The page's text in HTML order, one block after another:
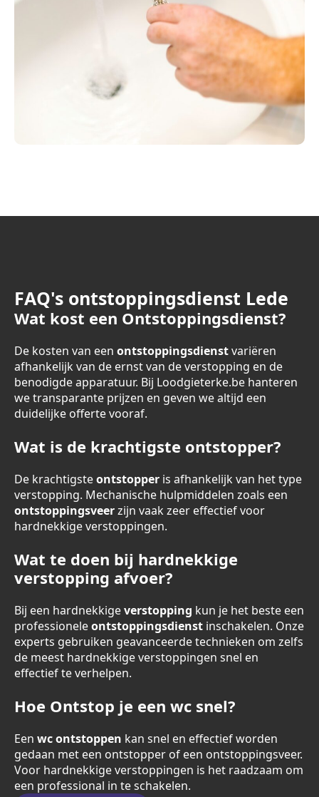
FAQ's ontstoppingsdienst Lede
Wat kost een Ontstoppingsdienst?
De kosten van een ontstoppingsdienstvariëren
afhankelijk van de ernst van de verstopping en de
benodigde apparatuur. Bij Loodgieterke.be hanteren
we transparante prijzen en geven we altijd een
duidelijke offerte vooraf.
Wat is de krachtigste ontstopper?
De krachtigsteontstopper is afhankelijk van het type
verstopping. Mechanische hulpmiddelen zoals een
ontstoppingsveerzijn vaak zeer effectief voor
hardnekkige verstoppingen.
Wat te doen bij hardnekkige
verstopping afvoer?
Bij een hardnekkigeverstopping kun je het beste een
professioneleontstoppingsdienst inschakelen. Onze
experts gebruiken geavanceerde technieken om zelfs
de meest hardnekkige verstoppingen snel en
effectief te verhelpen.
Hoe Ontstop je een wc snel?
Een wc ontstoppen kan snel en effectief worden
gedaan met een ontstopper of een ontstoppingsveer.
Voor hardnekkige verstoppingen is het raadzaam om
een professional in te schakelen.